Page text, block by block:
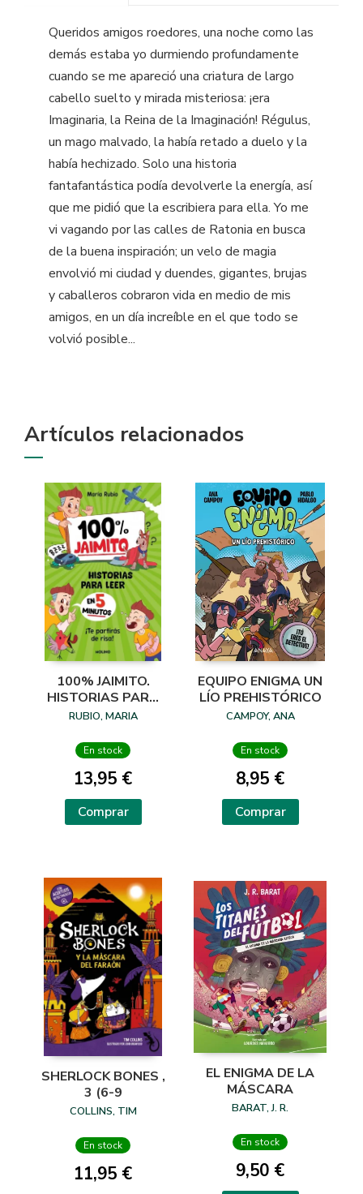
Queridos amigos roedores, una noche como las
demás estaba yo durmiendo profundamente
cuando se me apareció una criatura de largo
cabello suelto y mirada misteriosa: ¡era
Imaginaria, la Reina de la Imaginación! Régulus,
un mago malvado, la había retado a duelo y la
había hechizado. Solo una historia
fantafantástica podía devolverle la energía, así
que me pidió que la escribiera para ella. Yo me
vi vagando por las calles de Ratonia en busca
de la buena inspiración; un velo de magia
envolvió mi ciudad y duendes, gigantes, brujas
y caballeros cobraron vida en medio de mis
amigos, en un día increíble en el que todo se
volvió posible...
Artículos relacionados
100% JAIMITO.
HISTORIAS PARA
LEER EN 5 M
RUBIO, MARIA
En stock
13,95 €
Comprar
EQUIPO ENIGMA UN
LÍO PREHISTÓRICO
CAMPOY, ANA
En stock
8,95 €
Comprar
SHERLOCK BONES ,
3 (6-9
COLLINS, TIM
En stock
11,95 €
EL ENIGMA DE LA
MÁSCARA
BARAT, J. R.
En stock
9,50 €